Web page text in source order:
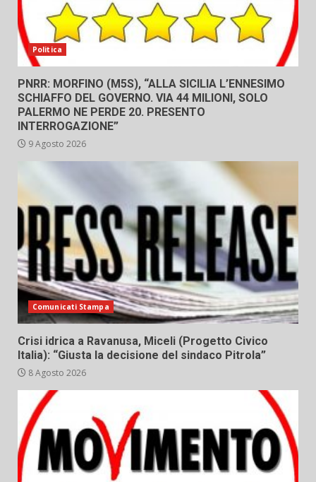
Politica
PNRR: MORFINO (M5S), “ALLA SICILIA L’ENNESIMO
SCHIAFFO DEL GOVERNO. VIA 44 MILIONI, SOLO
PALERMO NE PERDE 20. PRESENTO
INTERROGAZIONE”
9 Agosto 2026
Comunicati Stampa
Crisi idrica a Ravanusa, Miceli (Progetto Civico
Italia): “Giusta la decisione del sindaco Pitrola”
8 Agosto 2026